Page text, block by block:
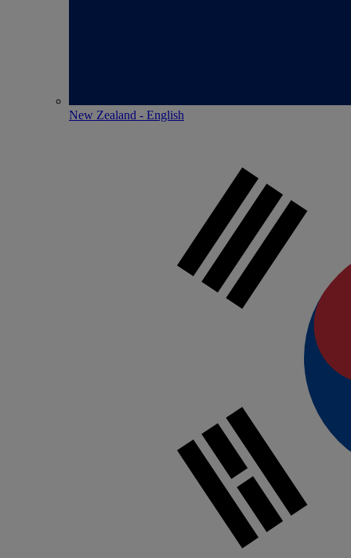
New Zealand - English